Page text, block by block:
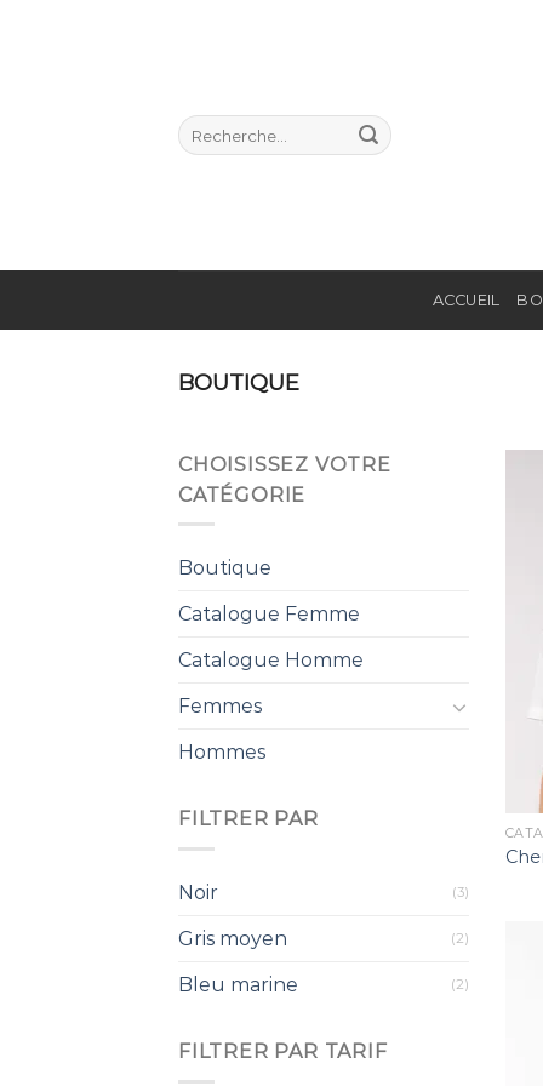
Recherche
pour :
ACCUEIL
BOUTIQUE
CHOISISSEZ VOTRE
CATÉGORIE
Boutique
Catalogue Femme
Catalogue Homme
Femmes
Hommes
FILTRER PAR
Noir (3)
Gris moyen (2)
Bleu marine (2)
FILTRER PAR TARIF